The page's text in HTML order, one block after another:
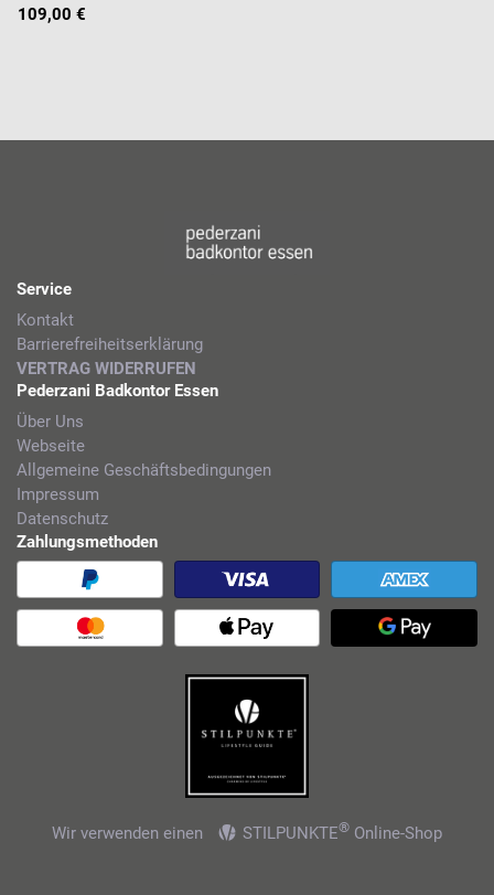
109,00 €
Service
Kontakt
Barrierefreiheitserklärung
VERTRAG WIDERRUFEN
Pederzani Badkontor Essen
Über Uns
Webseite
Allgemeine Geschäftsbedingungen
Impressum
Datenschutz
Zahlungsmethoden
Wir verwenden einen STILPUNKTE® Online-Shop